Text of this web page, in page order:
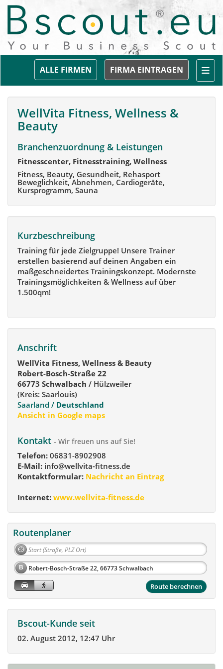
FIRMA EINTRAGEN
ALLE FIRMEN
WellVita Fitness, Wellness &
Beauty
Branchenzuordnung & Leistungen
Fitnesscenter, Fitnesstraining, Wellness
Fitness, Beauty, Gesundheit, Rehasport
Beweglichkeit, Abnehmen, Cardiogeräte,
Kursprogramm, Sauna
Kurzbeschreibung
Training für jede Zielgruppe! Unsere Trainer
erstellen basierend auf deinen Angaben ein
maßgeschneidertes Trainingskonzept. Modernste
Trainingsmöglichkeiten & Wellness auf über
1.500qm!
Anschrift
WellVita Fitness, Wellness & Beauty
Robert-Bosch-Straße 22
66773 Schwalbach / Hülzweiler
(Kreis: Saarlouis)
Saarland / Deutschland
Ansicht in Google maps
Kontakt - Wir freuen uns auf Sie!
Telefon: 06831-8902908
E-Mail: info@wellvita-fitness.de
Kontaktformular: Nachricht an Eintrag
Internet: www.wellvita-fitness.de
Routenplaner
B
Route berechnen
Bscout-Kunde seit
02. August 2012, 12:47 Uhr